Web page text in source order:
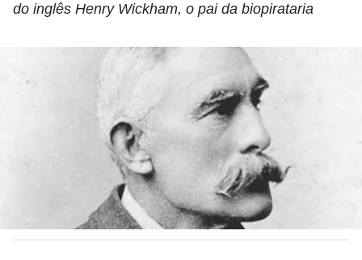
do inglês Henry Wickham, o pai da biopirataria